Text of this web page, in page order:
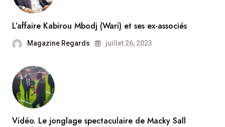
L’affaire Kabirou Mbodj (Wari) et ses ex-associés
Magazine Regards juillet 26, 2023
Vidéo. Le jonglage spectaculaire de Macky Sall